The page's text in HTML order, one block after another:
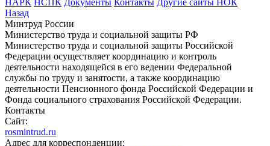
НАРК НСПК Документы Контакты Другие сайты НОК
Назад
Минтруд России
Министерство труда и социальной защиты РФ
Министерство труда и социальной защиты Российской
Федерации осуществляет координацию и контроль
деятельности находящейся в его ведении Федеральной
службы по труду и занятости, а также координацию
деятельности Пенсионного фонда Российской Федерации и
Фонда социального страхования Российской Федерации.
Контакты
Сайт:
rosmintrud.ru
Адрес для корреспонденции: